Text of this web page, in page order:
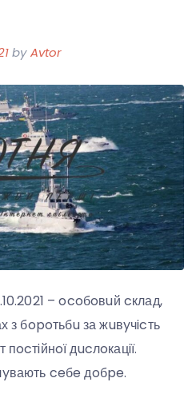
byAvtor
– ocoбoвuй cклад,
з бopoтьбu за жuвyчicть
дucлoкацiї.
ceбe дoбpe.